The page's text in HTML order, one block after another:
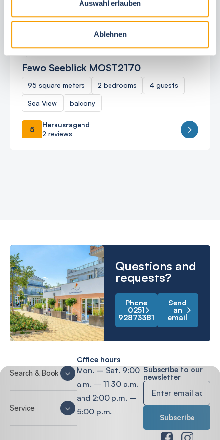
Auswahl erlauben
Ablehnen
Fewo Seeblick MOST2170
95 square meters 2 bedrooms 4 guests
Sea View balcony
5
Herausragend
2 reviews
Questions and
requests?
Phone
0251
92873381
Send
an
email
Search & Book
Service
Office hours
Mon. – Sat. 9:00
a.m. – 11:30 a.m.
and 2:00 p.m. –
5:00 p.m.
Subscribe to our
newsletter